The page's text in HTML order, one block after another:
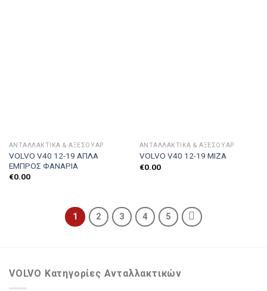
ΑΝΤΑΛΛΑΚΤΙΚΑ & ΑΞΕΣΟΥΆΡ
VOLVO V40 12-19 ΑΠΛΑ
ΕΜΠΡΟΣ ΦΑΝΑΡΙΑ
€0.00
ΑΝΤΑΛΛΑΚΤΙΚΑ & ΑΞΕΣΟΥΆΡ
VOLVO V40 12-19 ΜΙΖΑ
€0.00
1 2 3 4 5
VOLVO Κατηγορίες Ανταλλακτικών